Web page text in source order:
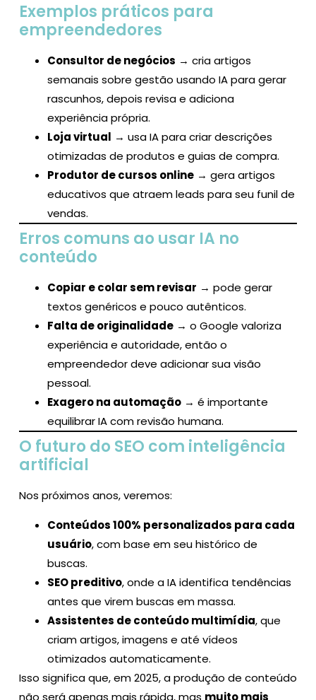
Exemplos práticos para
empreendedores
Consultor de negócios → cria artigos
semanais sobre gestão usando IA para gerar
rascunhos, depois revisa e adiciona
experiência própria.
Loja virtual → usa IA para criar descrições
otimizadas de produtos e guias de compra.
Produtor de cursos online → gera artigos
educativos que atraem leads para seu funil de
vendas.
Erros comuns ao usar IA no
conteúdo
Copiar e colar sem revisar → pode gerar
textos genéricos e pouco autênticos.
Falta de originalidade → o Google valoriza
experiência e autoridade, então o
empreendedor deve adicionar sua visão
pessoal.
Exagero na automação → é importante
equilibrar IA com revisão humana.
O futuro do SEO com inteligência
artificial
Nos próximos anos, veremos:
Conteúdos 100% personalizados para cada
usuário, com base em seu histórico de
buscas.
SEO preditivo, onde a IA identifica tendências
antes que virem buscas em massa.
Assistentes de conteúdo multimídia, que
criam artigos, imagens e até vídeos
otimizados automaticamente.
Isso significa que, em 2025, a produção de conteúdo
não será apenas mais rápida, mas muito mais